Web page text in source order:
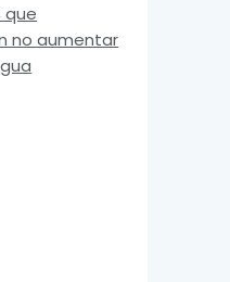
que
no aumentar